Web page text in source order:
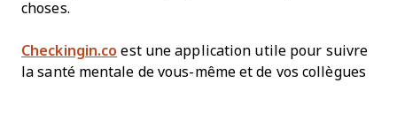
choses.
Checkingin.co est une application utile pour suivre
la santé mentale de vous-même et de vos collègues